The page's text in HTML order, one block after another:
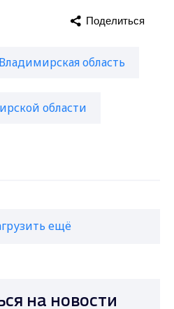
Владимирская область
области
Поделиться
ещё
на новости